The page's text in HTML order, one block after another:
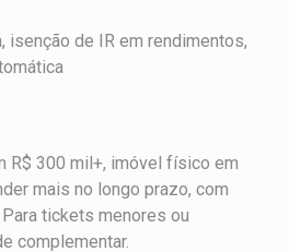
isenção de IR em rendimentos,
R$ 300 mil+, imóvel físico em
mais no longo prazo, com
tickets menores ou
complementar.